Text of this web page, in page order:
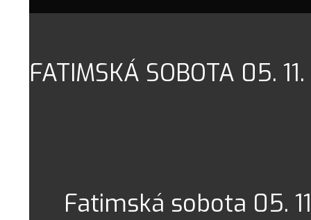
FATIMSKÁ SOBOTA 05.
Fatimská sobota 05.